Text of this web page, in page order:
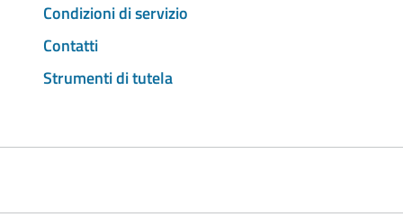
Condizioni di servizio
Contatti
Strumenti di tutela